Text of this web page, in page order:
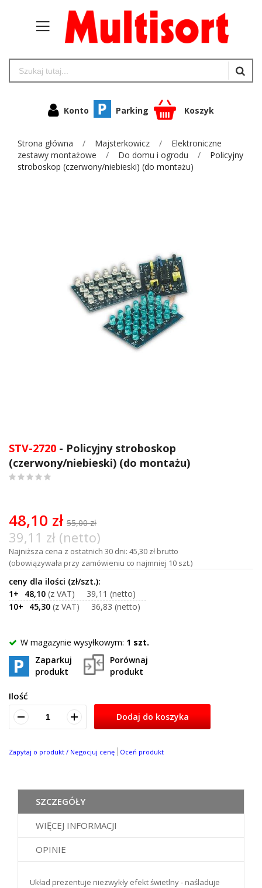
Konto Parking Koszyk
Strona główna Majsterkowicz
Elektroniczne
zestawy montażowe
Do domu i ogrodu
Policyjny
stroboskop (czerwony/niebieski) (do montażu)
na
początek
galerii
STV-2720 - Policyjny stroboskop
(czerwony/niebieski) (do montażu)
48,10 zł 55,00 zł
39,11 zł (netto)
Najniższa cena z ostatnich 30 dni: 45,30 zł brutto
(obowiązywała przy zamówieniu co najmniej 10 szt.)
1+ 48,10
39,11
10+
45,30 36,83
W magazynie wysyłkowym: 1 szt.
Zaparkuj
produkt
Porównaj
produkt
Ilość
Dodaj do koszyka
Zapytaj o produkt / Negocjuj cenę Oceń produkt
SZCZEGÓŁY
WIĘCEJ INFORMACJI
OPINIE
Układ prezentuje niezwykły efekt świetlny - naśladuje